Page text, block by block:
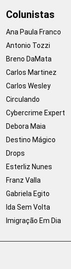
Colunistas
Ana Paula Franco
Antonio Tozzi
Breno DaMata
Carlos Martinez
Carlos Wesley
Circulando
Cybercrime Expert
Debora Maia
Destino Mágico
Drops
Esterliz Nunes
Franz Valla
Gabriela Egito
Ida Sem Volta
Imigração Em Dia